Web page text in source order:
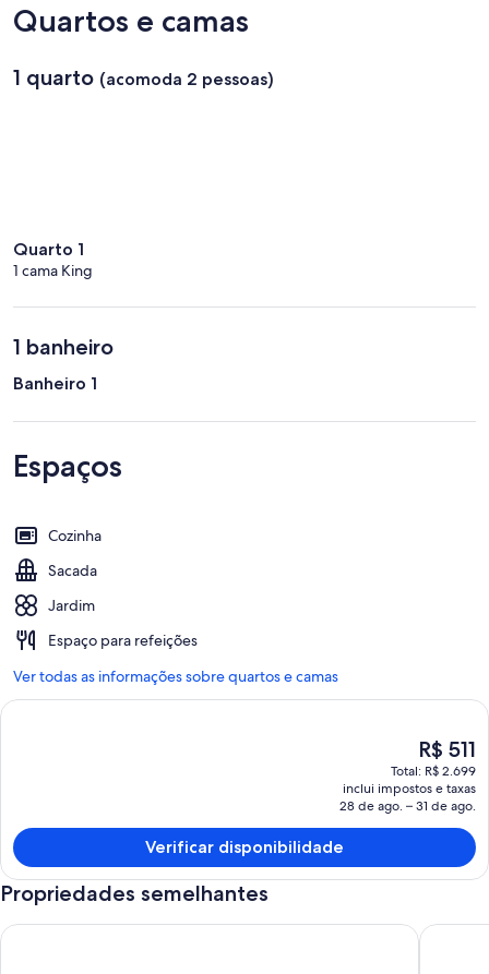
Quartos e camas
1 quarto (acomoda 2 pessoas)
Quarto 1
1 cama King
1 banheiro
Banheiro 1
Espaços
Cozinha
Sacada
Jardim
Espaço para refeições
Ver todas as informações sobre quartos e camas
O
preço
atual
é
R$ 511
Total: R$ 2.699
inclui impostos e taxas
28 de ago. – 31 de ago.
Verificar disponibilidade
Propriedades semelhantes
Molokai Premium Oceanfront Kepuhi Beach Resort Disc Rates
Quiet &